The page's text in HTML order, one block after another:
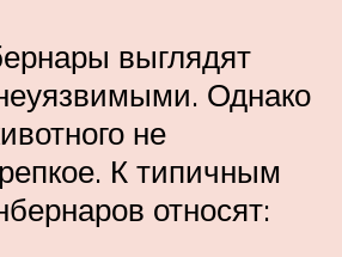
выглядят
Однако
не
К типичным
относят: